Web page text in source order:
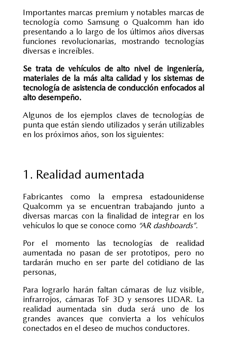
Importantes marcas premium y notables marcas de
tecnología como Samsung o Qualcomm han ido
presentando a lo largo de los últimos años diversas
funciones revolucionarias, mostrando tecnologías
diversas e increíbles.
Se trata de vehículos de alto nivel de ingeniería,
materiales de la más alta calidad y los sistemas de
tecnología de asistencia de conducción enfocados al
alto desempeño.
Algunos de los ejemplos claves de tecnologías de
punta que están siendo utilizados y serán utilizables
en los próximos años, son los siguientes:
1. Realidad aumentada
Fabricantes como la empresa estadounidense
Qualcomm ya se encuentran trabajando junto a
diversas marcas con la finalidad de integrar en los
vehículos lo que se conoce como “AR dashboards”.
Por el momento las tecnologías de realidad
aumentada no pasan de ser prototipos, pero no
tardarán mucho en ser parte del cotidiano de las
personas,
Para lograrlo harán faltan cámaras de luz visible,
infrarrojos, cámaras ToF 3D y sensores LIDAR. La
realidad aumentada sin duda será uno de los
grandes avances que convierta a los vehículos
conectados en el deseo de muchos conductores.